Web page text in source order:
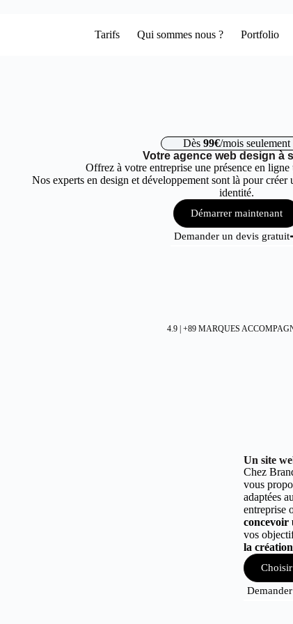
Tarifs Qui sommes nous ? Portfolio
Dès 99€/mois seulement
Votre agence web design à
Offrez à votre entreprise une présence en ligne
Nos experts en design et développement sont là pour
identité.
Démarrer maintenant
Demander un devis gratuit
4.9 | +89 MARQUES
Un site
Chez
vous
adaptées
entreprise
concevoir
vos
la